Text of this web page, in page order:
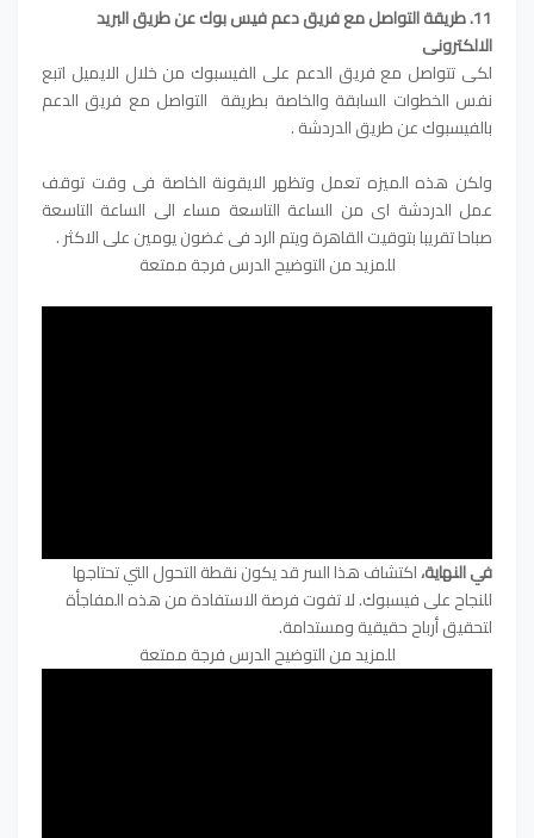
11. طريقة التواصل مع فريق دعم فيس بوك عن طريق البريد
الالكترونى
لكى تتواصل مع فريق الدعم على الفيسبوك من خلال الايميل اتبع
نفس الخطوات السابقة والخاصة بطريقة التواصل مع فريق الدعم
بالفيسبوك عن طريق الدردشة .
ولكن هذه الميزه تعمل وتظهر الايقونة الخاصة فى وقت توقف
عمل الدردشة اى من الساعة التاسعة مساء الى الساعة التاسعة
صباحا تقريبا بتوقيت القاهرة ويتم الرد فى غضون يومين على الاكثر .
للمزيد من التوضيح الدرس فرجة ممتعة
في النهاية،اكتشاف هذا السر قد يكون نقطة التحول التي تحتاجها
للنجاح على فيسبوك. لا تفوت فرصة الاستفادة من هذه المفاجأة
لتحقيق أرباح حقيقية ومستدامة.
للمزيد من التوضيح الدرس فرجة ممتعة